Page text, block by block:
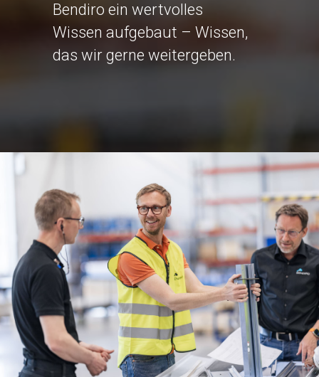
Bendiro ein wertvolles
Wissen aufgebaut – Wissen,
das wir gerne weitergeben.